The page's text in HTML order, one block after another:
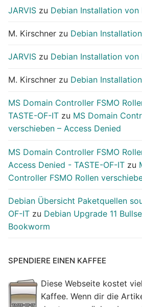
JARVIS zu Debian Installation von
M. Kirschner zu Debian
JARVIS zu Debian Installation von
M. Kirschner zu Debian
MS Domain Controller FSMO
TASTE-OF-IT zu MS Domain
verschieben – Access Denied
MS Domain Controller FSMO
Access Denied - TASTE-OF-IT zu
Controller FSMO Rollen
Debian Übersicht Paketquellen
OF-IT zu Debian Upgrade 11
Bookworm
SPENDIERE EINEN KAFFEE
Diese Webseite kostet
Kaffee. Wenn dir die